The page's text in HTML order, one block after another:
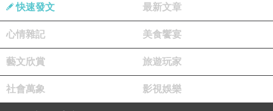
快速發文 最新文章
心情雜記 美食饗宴
藝文欣賞 旅遊玩家
社會萬象 影視娛樂